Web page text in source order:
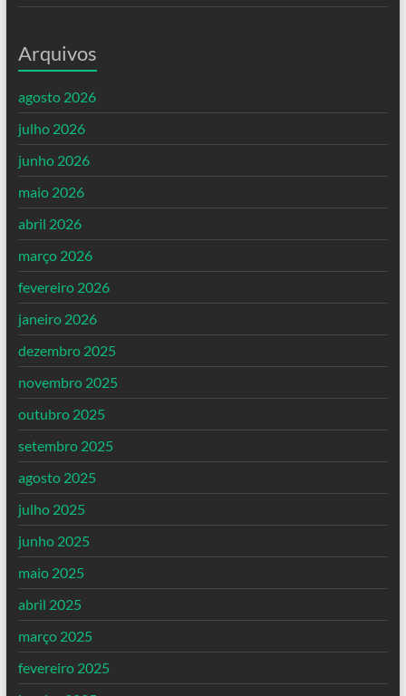
Arquivos
agosto 2026
julho 2026
junho 2026
maio 2026
abril 2026
março 2026
fevereiro 2026
janeiro 2026
dezembro 2025
novembro 2025
outubro 2025
setembro 2025
agosto 2025
julho 2025
junho 2025
maio 2025
abril 2025
março 2025
fevereiro 2025